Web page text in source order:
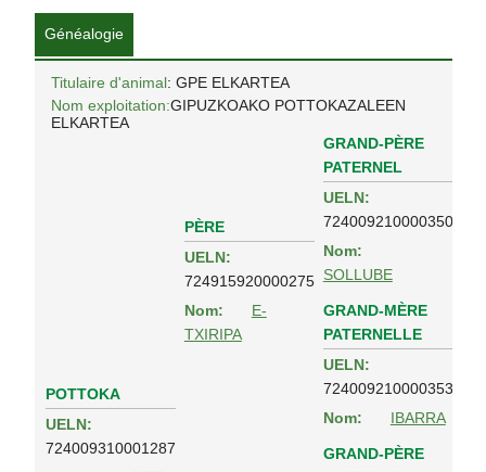
Généalogie
Titulaire d'animal: GPE ELKARTEA
Nom exploitation:GIPUZKOAKO POTTOKAZALEEN
ELKARTEA
POTTOKA
UELN:
724009310001287
PÈRE
UELN:
724915920000275
Nom:
E-
TXIRIPA
GRAND-PÈRE
PATERNEL
UELN:
724009210000350
Nom:
SOLLUBE
GRAND-MÈRE
PATERNELLE
UELN:
724009210000353
Nom:
IBARRA
GRAND-PÈRE